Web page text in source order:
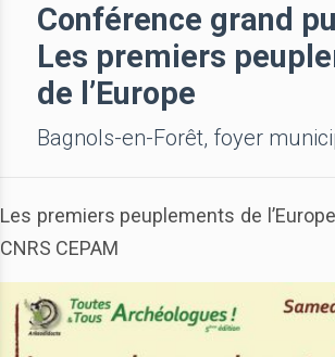
Conférence grand
Les premiers
de l’Europe
Bagnols-en-Forêt, foyer
Les premiers peuplements de
CNRS CEPAM